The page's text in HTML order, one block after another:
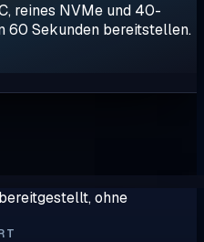
reines NVMe und 40-
60 Sekunden bereitstellen.
ohne